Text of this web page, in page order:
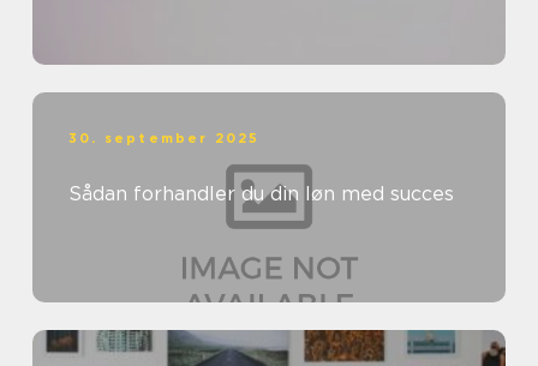
30. september 2025
Sådan forhandler du din løn med succes